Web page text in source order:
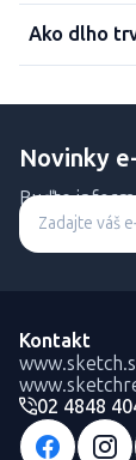
Ako dlho
Novinky
Buďte
Kontakt
02 4848